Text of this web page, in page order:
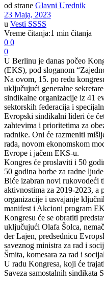
od strane Glavni Urednik
23 Maja, 2023
u Vesti SSSS
Vreme čitanja:1 min čitanja
0 0
0
U Berlinu je danas počeo
(EKS), pod sloganom
Na ovom, 15. po redu
uključujući generalne
sindikalne organizacije iz 41
sektorskih federacija i
Evropski sindikalni lideri će
zahtevima i prioritetima za
radnike. Oni će razmeniti
rada, novom ekonomskom
Evrope i jačem EKS-u.
Kongres će proslaviti i 50
50 godina borbe za radne
Biće izabran novi rukovodeći
aktivnostima za 2019-2023, a
organizacije i usvajanje
manifest i Akcioni program
Kongresu će se obratiti
uključujući Olafa Šolca,
der Lajen, predsednicu
saveznog ministra za rad i
Šmita, komesara za rad i
U radu Kongresa, koji će
Saveza samostalnih sindikata